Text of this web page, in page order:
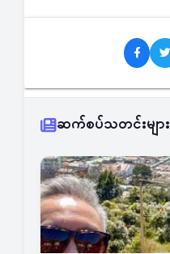
ဆက်စပ်သတင်းများ